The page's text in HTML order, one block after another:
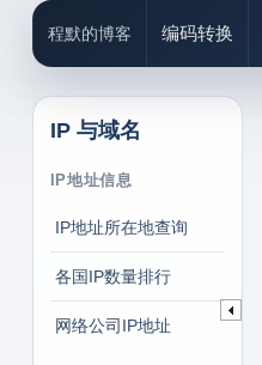
程默的博客 编码转换
IP 与域名
IP地址信息
IP地址所在地查询
各国IP数量排行
网络公司IP地址